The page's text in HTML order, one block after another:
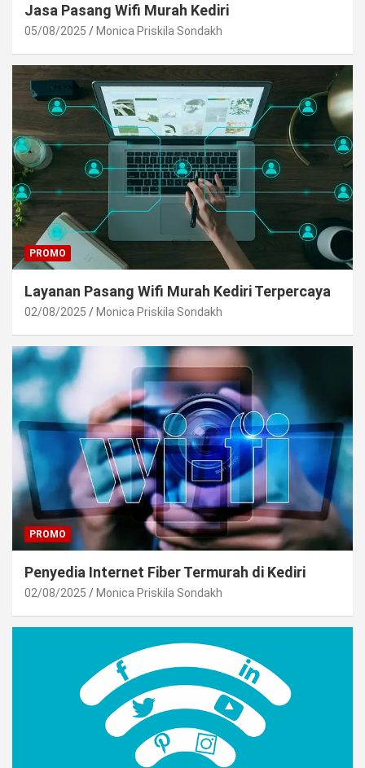
Jasa Pasang Wifi Murah Kediri
05/08/2025 Monica Priskila Sondakh
PROMO
Layanan Pasang Wifi Murah Kediri Terpercaya
02/08/2025 Monica Priskila Sondakh
PROMO
Penyedia Internet Fiber Termurah di Kediri
02/08/2025 Monica Priskila Sondakh